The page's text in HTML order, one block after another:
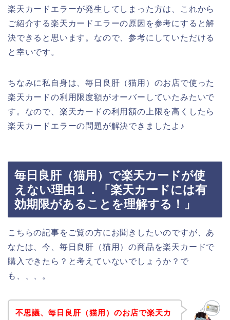
楽天カードエラーが発生してしまった方は、これから
ご紹介する楽天カードエラーの原因を参考にすると解
決できると思います。なので、参考にしていただける
と幸いです。
ちなみに私自身は、毎日良肝（猫用）のお店で使った
楽天カードの利用限度額がオーバーしていたみたいで
す。なので、楽天カードの利用額の上限を高くしたら
楽天カードエラーの問題が解決できましたよ♪
毎日良肝（猫用）で楽天カードが使
えない理由１．「楽天カードには有
効期限があることを理解する！」
こちらの記事をご覧の方にお聞きしたいのですが、あ
なたは、今、毎日良肝（猫用）の商品を楽天カードで
購入できたら？と考えていないでしょうか？で
も、、、。
不思議、毎日良肝（猫用）のお店で楽天カ